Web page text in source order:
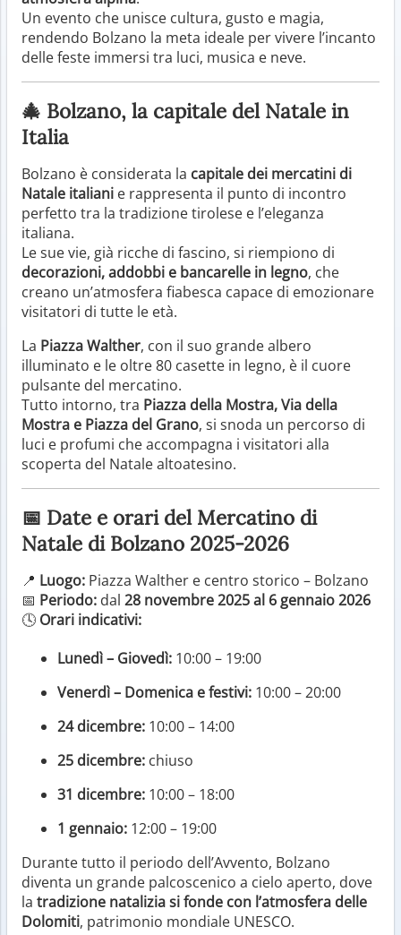
Un evento che unisce cultura, gusto e magia,
rendendo Bolzano la meta ideale per vivere l’incanto
delle feste immersi tra luci, musica e neve.
🎄 Bolzano, la capitale del Natale in
Italia
Bolzano è considerata la capitale dei mercatini di
Natale italiani e rappresenta il punto di incontro
perfetto tra la tradizione tirolese e l’eleganza
italiana.
Le sue vie, già ricche di fascino, si riempiono di
decorazioni, addobbi e bancarelle in legno, che
creano un’atmosfera fiabesca capace di emozionare
visitatori di tutte le età.
La Piazza Walther, con il suo grande albero
illuminato e le oltre 80 casette in legno, è il cuore
pulsante del mercatino.
Tutto intorno, tra Piazza della Mostra, Via della
Mostra e Piazza del Grano, si snoda un percorso di
luci e profumi che accompagna i visitatori alla
scoperta del Natale altoatesino.
📅 Date e orari del Mercatino di
Natale di Bolzano 2025-2026
📍 Luogo: Piazza Walther e centro storico – Bolzano
📅 Periodo: dal 28 novembre 2025 al 6 gennaio 2026
🕓 Orari indicativi:
Lunedì – Giovedì: 10:00 – 19:00
Venerdì – Domenica e festivi: 10:00 – 20:00
24 dicembre: 10:00 – 14:00
25 dicembre: chiuso
31 dicembre: 10:00 – 18:00
1 gennaio: 12:00 – 19:00
Durante tutto il periodo dell’Avvento, Bolzano
diventa un grande palcoscenico a cielo aperto, dove
la tradizione natalizia si fonde con l’atmosfera delle
Dolomiti, patrimonio mondiale UNESCO.